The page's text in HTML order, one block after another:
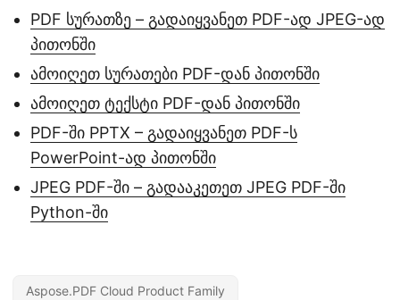
PDF სურათზე – გადაიყვანეთ PDF-ად JPEG-ად
პითონში
ამოიღეთ სურათები PDF-დან პითონში
ამოიღეთ ტექსტი PDF-დან პითონში
PDF-ში PPTX – გადაიყვანეთ PDF-ს
PowerPoint-ად პითონში
JPEG PDF-ში – გადააკეთეთ JPEG PDF-ში
Python-ში
Aspose.PDF Cloud Product Family